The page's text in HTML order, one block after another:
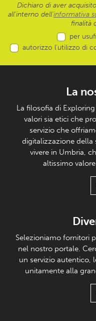
Dichiaro di aver
all’interno dell'informativa
finalità
per
autorizzo l’utilizzo di
La
La filosofia di
valori sia etici che
servizio che
digitalizzazione della
vivere in Umbria,
altissimo
Selezioniamo fornitori
nel nostro portale.
un servizio autentico,
unitamente alla